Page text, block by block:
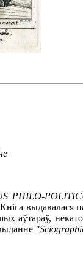
PHILO-
выдавалася
аўтараў,